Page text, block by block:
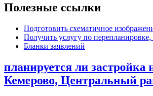
Полезные ссылки
Подготовить схематичное
Получить услугу по
Бланки заявлений
планируется ли
Кемерово, Центральный